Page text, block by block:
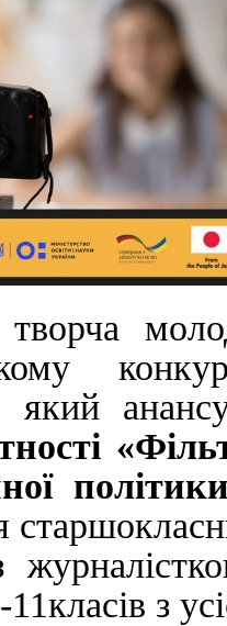
творча
який
з